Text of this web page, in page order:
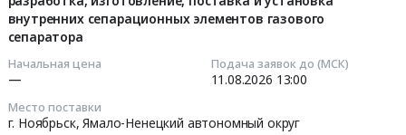
18931
внутренних сепарационных элементов газового
сепаратора
Начальная цена
—
Подача заявок до (МСК)
11.08.2026 13:00
Место поставки
г. Ноябрьск,Ямало-Ненецкий автономный округ